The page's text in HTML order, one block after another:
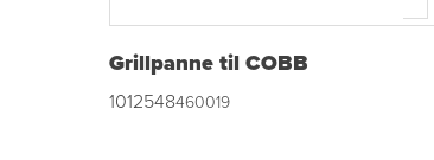
Grillpanne til COBB
1012548460019